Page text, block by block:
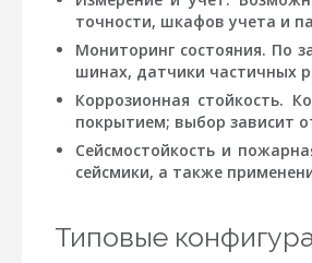
точности, шкафов учета и
Мониторинг состояния. По
шинах, датчики частичных
Коррозионная стойкость.
покрытием; выбор зависит
Сейсмостойкость и
сейсмики, а также
Типовые